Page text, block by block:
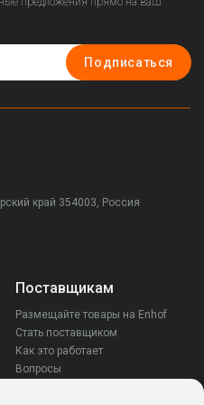
Подписаться
край 354003, Россия
Поставщикам
Размещайте товары на Enhof
Стать поставщиком
Как это работает
Вопросы